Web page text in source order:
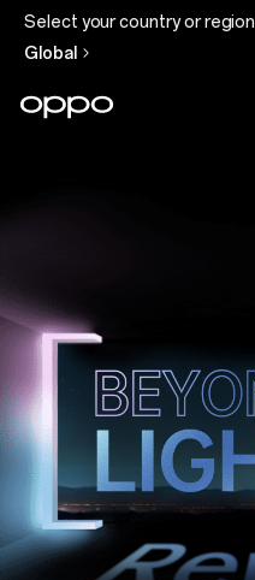
Select your country or region
Global